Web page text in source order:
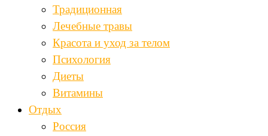
Традиционная
Лечебные травы
Красота и уход за телом
Психология
Диеты
Витамины
Отдых
Россия